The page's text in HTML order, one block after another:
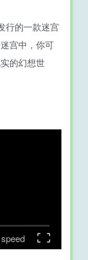
行的一款迷宫
宫中，你可
的幻想世
speed